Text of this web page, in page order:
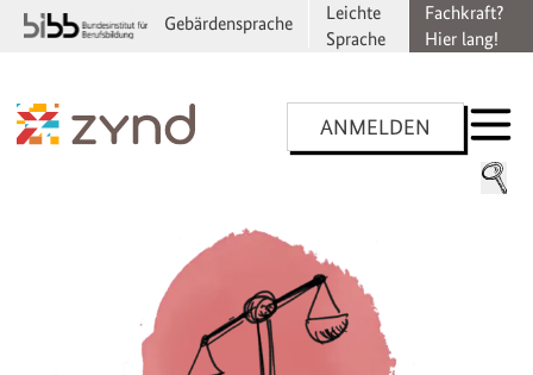
Fachkraft?
Hier lang!
Leichte
Sprache
Gebärdensprache
ANMELDEN